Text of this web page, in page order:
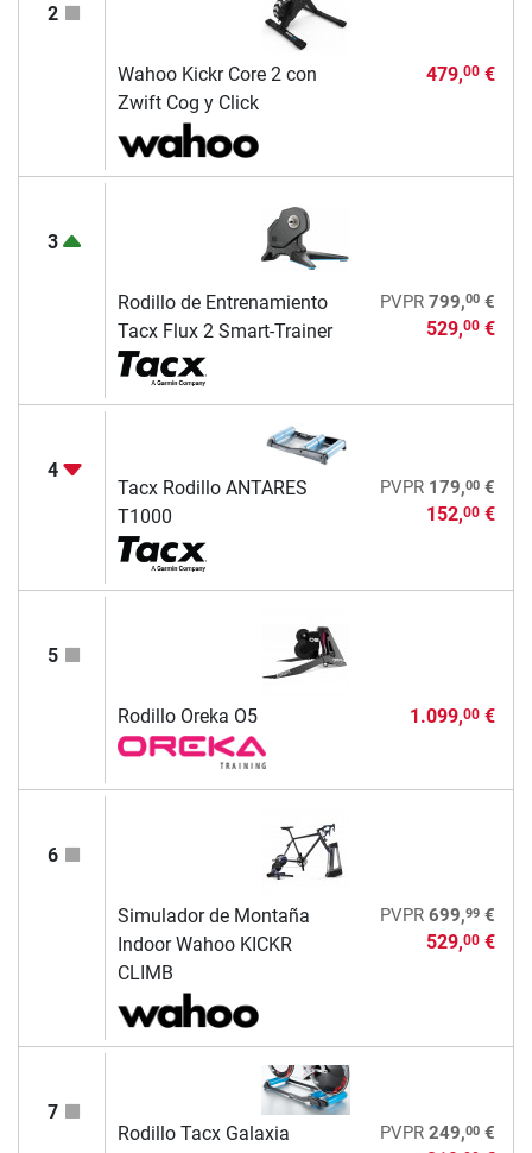
2
Wahoo Kickr Core 2 con
Zwift Cog y Click
479,00€
3
Rodillo de Entrenamiento
Tacx Flux 2 Smart-Trainer
PVPR 799,00€
529,00€
4
Tacx Rodillo ANTARES
T1000
PVPR 179,00€
152,00€
5
Rodillo Oreka O5 1.099,00€
6
Simulador de Montaña
Indoor Wahoo KICKR
CLIMB
PVPR 699,99€
529,00€
7
Rodillo Tacx Galaxia
PVPR 249,00€